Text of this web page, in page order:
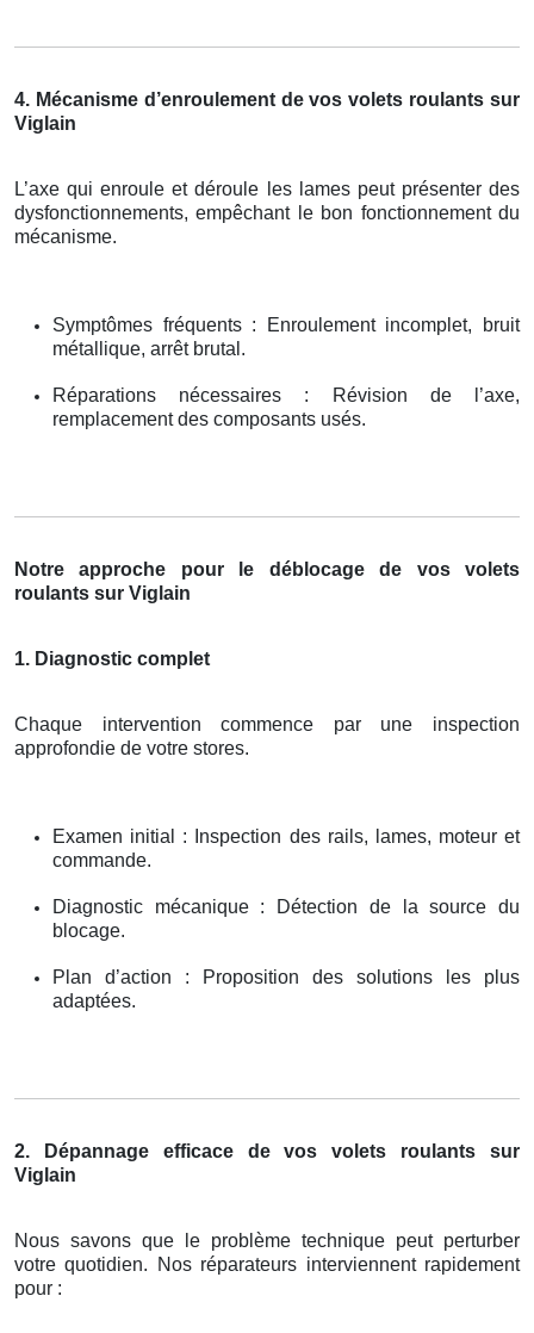
4. Mécanisme d’enroulement de vos volets roulants sur
Viglain
L’axe qui enroule et déroule les lames peut présenter des
dysfonctionnements, empêchant le bon fonctionnement du
mécanisme.
Symptômes fréquents : Enroulement incomplet, bruit
métallique, arrêt brutal.
Réparations nécessaires : Révision de l’axe,
remplacement des composants usés.
Notre approche pour le déblocage de vos volets
roulants sur Viglain
1. Diagnostic complet
Chaque intervention commence par une inspection
approfondie de votre stores.
Examen initial : Inspection des rails, lames, moteur et
commande.
Diagnostic mécanique : Détection de la source du
blocage.
Plan d’action : Proposition des solutions les plus
adaptées.
2. Dépannage efficace de vos volets roulants sur
Viglain
Nous savons que le problème technique peut perturber
votre quotidien. Nos réparateurs interviennent rapidement
pour :